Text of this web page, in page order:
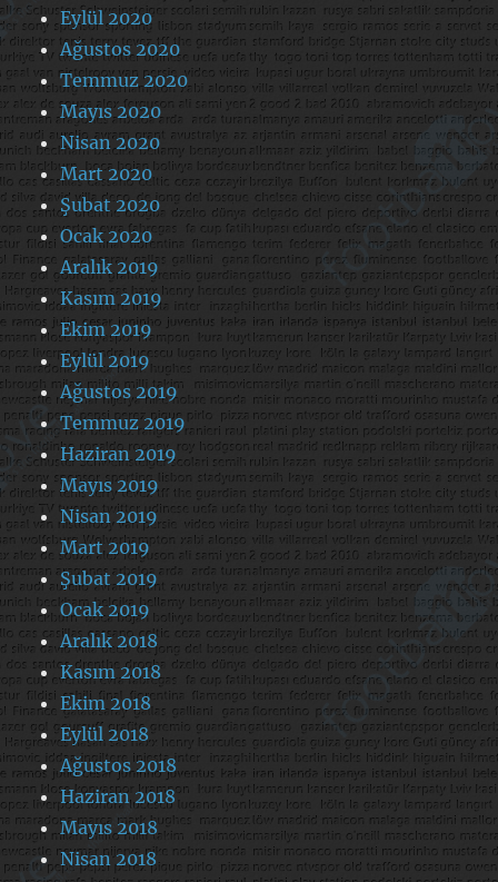
Eylül 2020
Ağustos 2020
Temmuz 2020
Mayıs 2020
Nisan 2020
Mart 2020
Şubat 2020
Ocak 2020
Aralık 2019
Kasım 2019
Ekim 2019
Eylül 2019
Ağustos 2019
Temmuz 2019
Haziran 2019
Mayıs 2019
Nisan 2019
Mart 2019
Şubat 2019
Ocak 2019
Aralık 2018
Kasım 2018
Ekim 2018
Eylül 2018
Ağustos 2018
Haziran 2018
Mayıs 2018
Nisan 2018